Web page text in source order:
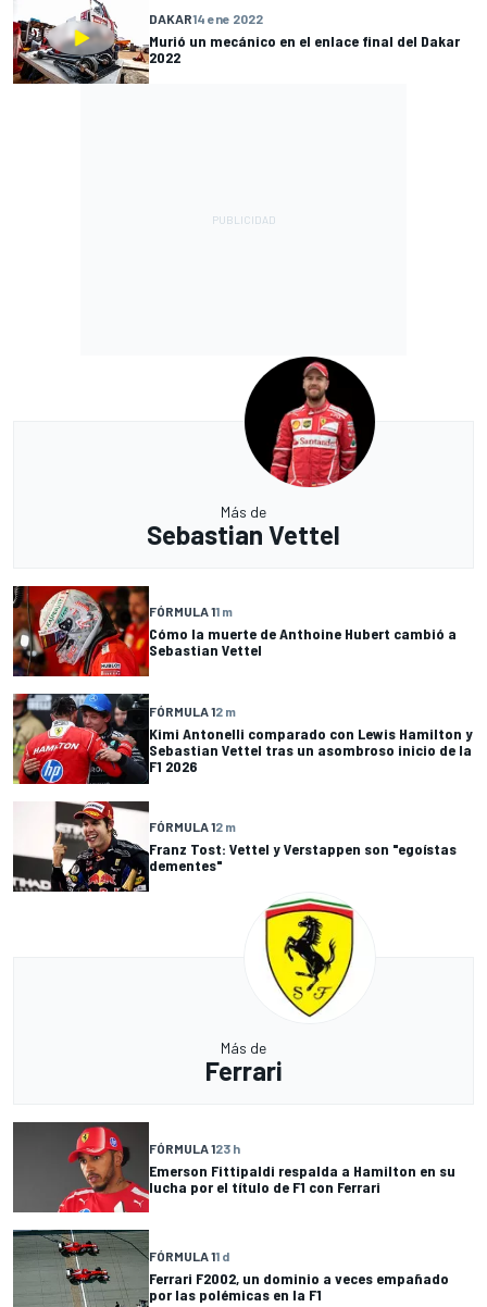
DAKAR14 ene 2022
Murió un mecánico en el enlace final del Dakar
2022
Más de
Sebastian Vettel
FÓRMULA 11 m
Cómo la muerte de Anthoine Hubert cambió a
Sebastian Vettel
FÓRMULA 12 m
Kimi Antonelli comparado con Lewis Hamilton y
Sebastian Vettel tras un asombroso inicio de la
F1 2026
FÓRMULA 12 m
Franz Tost: Vettel y Verstappen son "egoístas
dementes"
Más de
Ferrari
FÓRMULA 123 h
Emerson Fittipaldi respalda a Hamilton en su
lucha por el título de F1 con Ferrari
FÓRMULA 11 d
Ferrari F2002, un dominio a veces empañado
por las polémicas en la F1